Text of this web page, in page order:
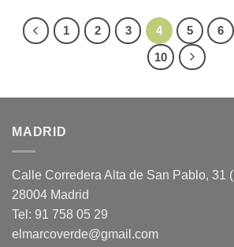
1 2 3 4 5 6
10
MADRID
Calle Corredera Alta de San Pablo, 31
28004 Madrid
Tel: 91 758 05 29
elmarcoverde@gmail.com